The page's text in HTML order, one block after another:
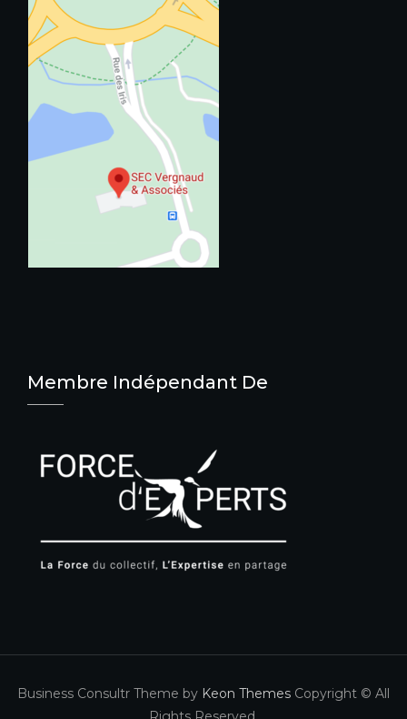
Membre Indépendant De
Business Consultr Theme by Keon Themes Copyright © All